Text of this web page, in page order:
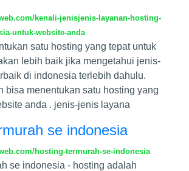
kenali-jenisjenis-layanan-hosting-
untuk-website-anda
satu hosting yang tepat untuk
lebih baik jika mengetahui jenis-
di indonesia terlebih dahulu.
bisa menentukan satu hosting yang
anda . jenis-jenis layana
se indonesia
hosting-termurah-se-indonesia
se indonesia - hosting adalah